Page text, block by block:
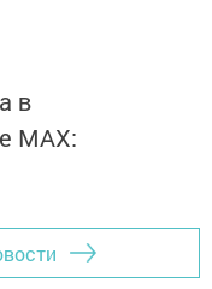
в
MАХ: